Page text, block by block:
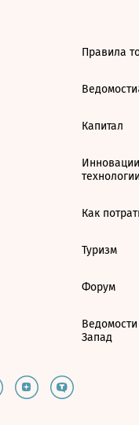
Правила
Капитал
технологии
Как
Туризм
Форум
Запад